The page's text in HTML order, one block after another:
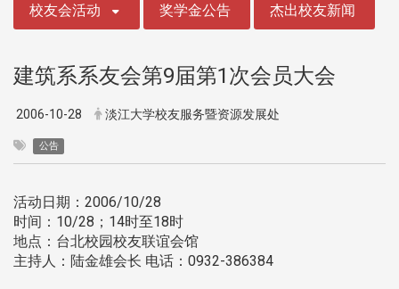
校友会活动 奖学金公告 杰出校友新闻
建筑系系友会第9届第1次会员大会
2006-10-28 淡江大学校友服务暨资源发展处
公告
活动日期：2006/10/28
时间：10/28；14时至18时
地点：台北校园校友联谊会馆
主持人：陆金雄会长 电话：0932-386384